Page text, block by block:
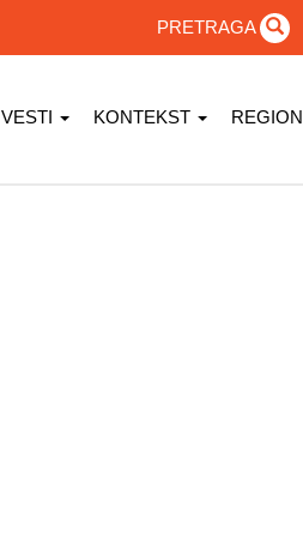
PRETRAGA
VESTI KONTEKST REGION